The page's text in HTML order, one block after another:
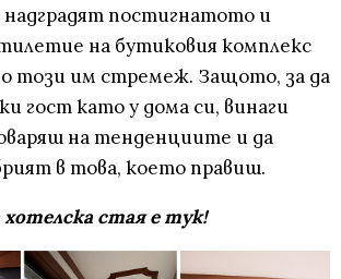
постигнатото и
на бутиковия комплекс
този им стремеж. Защото, за да
гост като у дома си, винаги
на тенденциите и да
в това, което правиш.
стая е тук!